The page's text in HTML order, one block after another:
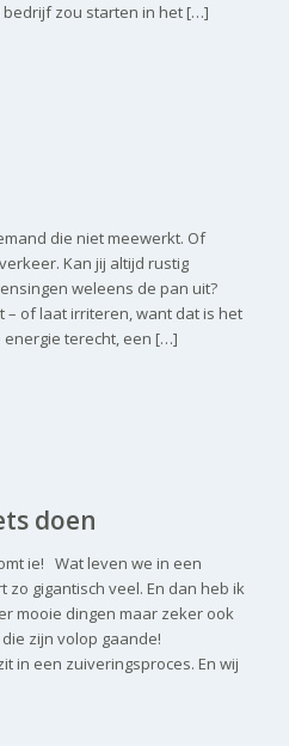
zou starten in het […]
die niet meewerkt. Of
Kan jij altijd rustig
weleens de pan uit?
– of laat irriteren, want dat is het
energie terecht, een […]
doen
ie! Wat leven we in een
zo gigantisch veel. En dan heb ik
mooie dingen maar zeker ook
zijn volop gaande!
in een zuiveringsproces. En wij